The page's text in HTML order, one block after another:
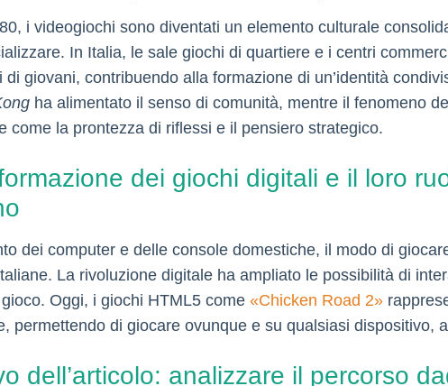
i videogiochi sono diventati un elemento culturale
In Italia, le sale giochi di quartiere e i centri
di giovani, contribuendo alla formazione di un’identità
ha alimentato il senso di comunità, mentre il fenomeno
come la prontezza di riflessi e il pensiero strategico.
dei giochi digitali e il loro
dei computer e delle console domestiche, il modo di
La rivoluzione digitale ha ampliato le possibilità di
Oggi, i giochi HTML5 come «Chicken Road 2»
permettendo di giocare ovunque e su qualsiasi dispositivo,
dell’articolo: analizzare il percorso